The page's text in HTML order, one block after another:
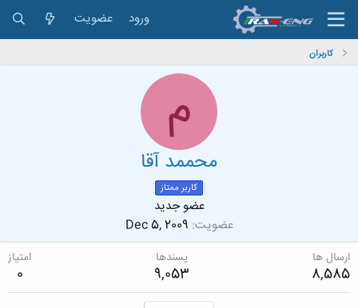
ورود عضویت
کاربران
م
محممد آقا
کاربر ممتاز
عضو جدید
عضویت Dec 5, 2009
ارسال ها
8,585
پسندها
9,053
امتیاز
0